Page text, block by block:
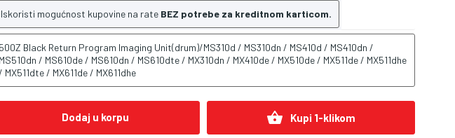
Iskoristi mogućnost kupovine na rate BEZ potrebe za kreditnom karticom.
500Z Black Return Program Imaging Unit(drum)/MS310d / MS310dn / MS410d / MS410dn /
MS510dn / MS610de / MS610dn / MS610dte / MX310dn / MX410de / MX510de / MX511de / MX511dhe
MX511dte / MX611de / MX611dhe
Dodaj u korpu shopping_basket Kupi 1-klikom